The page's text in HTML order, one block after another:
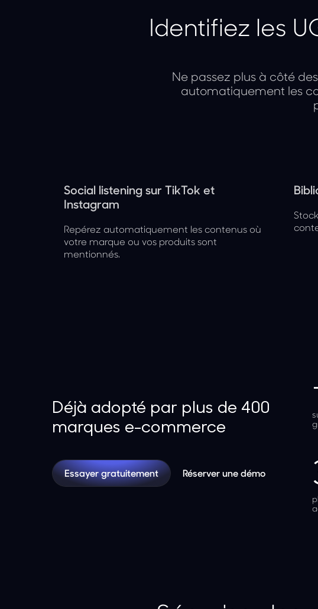
Identifiez les
Ne passez plus à côté
automatiquement les
Social listening sur TikTok et
Instagram
Repérez automatiquement les contenus où
votre marque ou vos produits sont
mentionnés.
Déjà adopté par plus de 400
marques e-commerce
Essayer gratuitement Réserver une démo